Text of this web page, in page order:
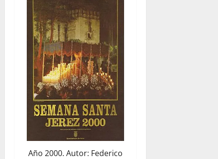
Año 2000. Autor: Federico